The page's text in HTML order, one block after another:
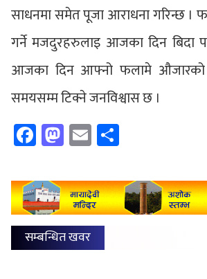
साधनमा समेत पूजा आराधना गरिन्छ ।
गर्ने मजदुरहरुलाइ आजका दिन बिदा
आजका दिन आफ्नो फलामे औजारको
समयसम्म टिक्ने जनविश्वास छ ।
Facebook
Mastodon
Email
सम्बन्धित खवर